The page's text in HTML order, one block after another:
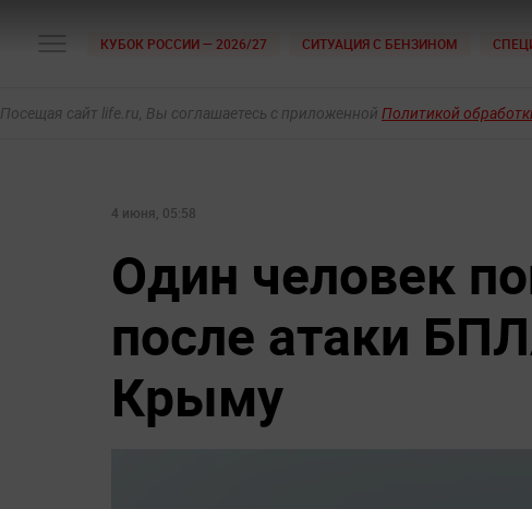
КУБОК РОССИИ — 2026/27 СИТУАЦИЯ С БЕНЗИНОМ
Посещая сайт life.ru, Вы соглашаетесь с приложенной Политикой
4 июня, 05:58
Один человек
после атаки
Крыму